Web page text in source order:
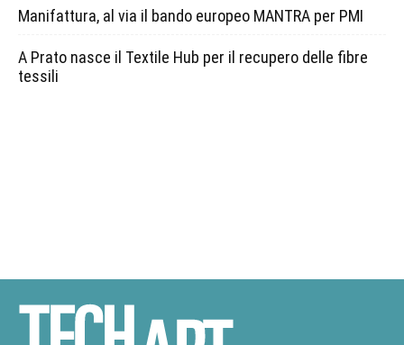
Manifattura, al via il bando europeo MANTRA per PMI
A Prato nasce il Textile Hub per il recupero delle fibre
tessili